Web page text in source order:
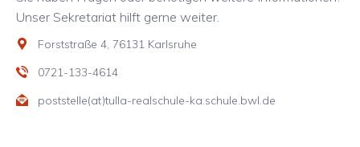
Unser Sekretariat hilft gerne weiter.
Forststraße 4, 76131 Karlsruhe
0721-133-4614
poststelle(at)tulla-realschule-ka.schule.bwl.de